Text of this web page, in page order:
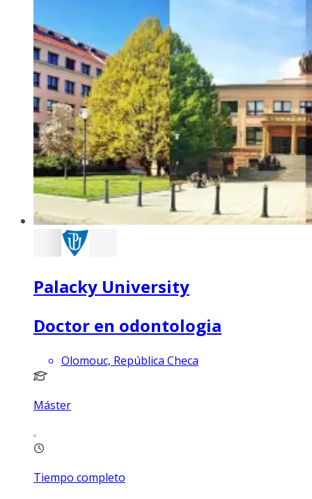
Palacky University
Doctor en odontologia
Olomouc, República Checa
Máster
Tiempo completo